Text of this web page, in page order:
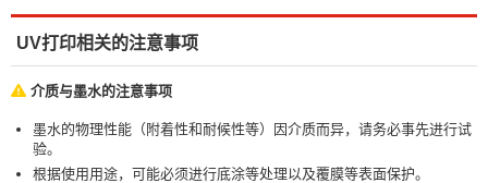
UV打印相关的注意事项
介质与墨水的注意事项
墨水的物理性能（附着性和耐候性等）因介质而异，请务必事先进行试
验。
根据使用用途，可能必须进行底涂等处理以及覆膜等表面保护。